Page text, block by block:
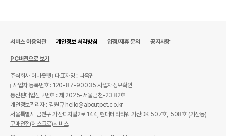
서비스 이용약관 개인정보 처리방침 입점/제휴 문의 공지사항
PC버전으로 보기
주식회사 어바웃펫
대표자명 : 나옥귀
사업자 등록번호 : 120-87-90035사업자정보확인
통신판매업신고번호 : 제 2025-서울금천-2382호
개인정보관리자 : 김원규 hello@aboutpet.co.kr
서울특별시 금천구 가산디지털2로 144, 현대테라타워 가산DK 507호, 508호 (가산동)
구매안전(에스크로)서비스